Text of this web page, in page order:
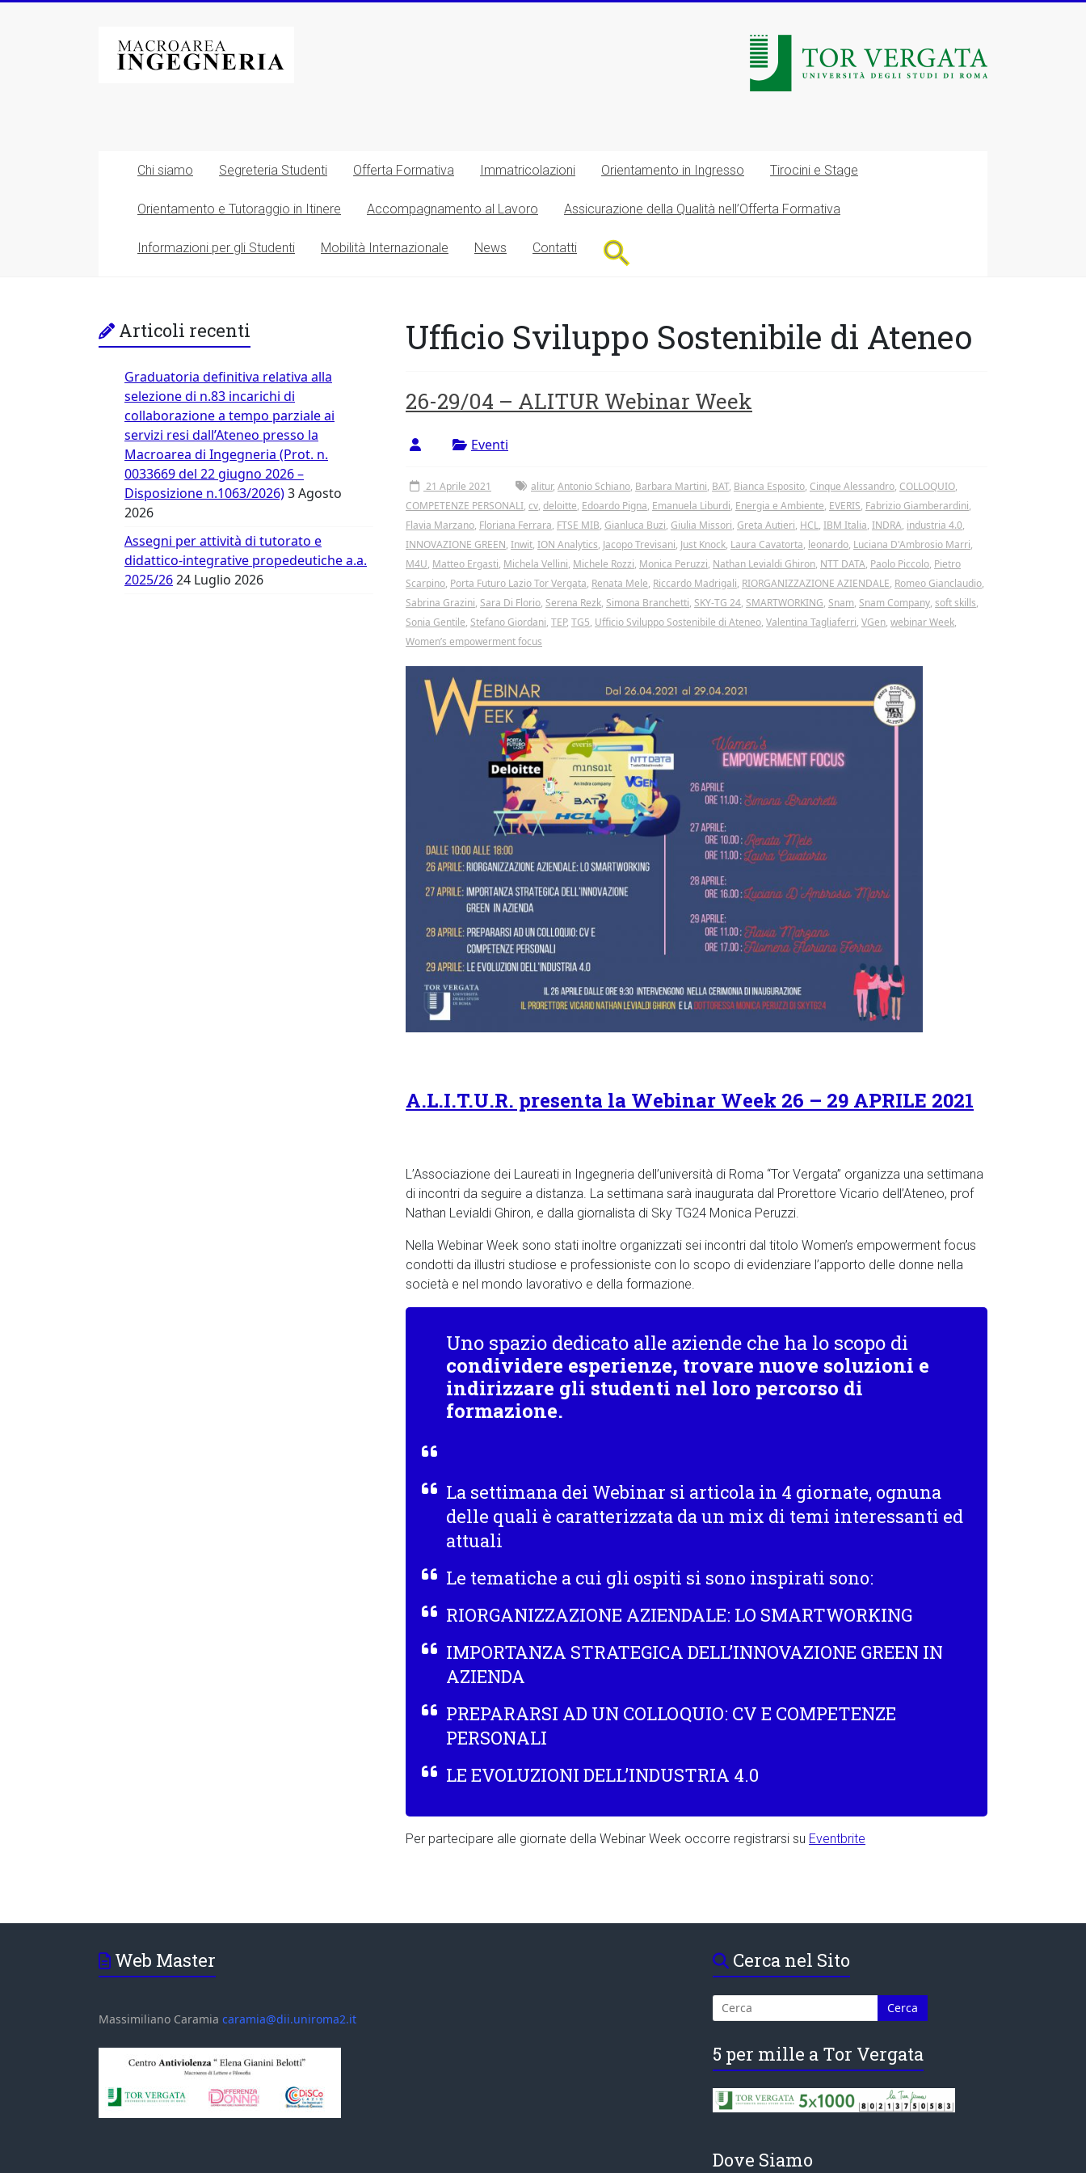
Macroarea
di
Università
degli
Studi
Tor
Vergata
Chi siamo Segreteria Studenti Offerta Formativa Immatricolazioni Orientamento in Ingresso Tirocini e Stage
Orientamento e Tutoraggio in Itinere Accompagnamento al Lavoro Assicurazione della Qualità nell’Offerta Formativa
Informazioni per gli Studenti Mobilità Internazionale News Contatti
Ufficio Sviluppo Sostenibile di Ateneo
26-29/04 – ALITUR Webinar Week
Eventi
21 Aprile 2021 alitur, Antonio Schiano, Barbara Martini, BAT, Bianca Esposito, Cinque Alessandro, COLLOQUIO,
COMPETENZE PERSONALI, cv, deloitte, Edoardo Pigna, Emanuela Liburdi, Energia e Ambiente, EVERIS, Fabrizio Giamberardini,
Flavia Marzano, Floriana Ferrara, FTSE MIB, Gianluca Buzi, Giulia Missori, Greta Autieri, HCL, IBM Italia, INDRA, industria 4.0,
INNOVAZIONE GREEN, Inwit, ION Analytics, Jacopo Trevisani, Just Knock, Laura Cavatorta, leonardo, Luciana D'Ambrosio Marri,
M4U, Matteo Ergasti, Michela Vellini, Michele Rozzi, Monica Peruzzi, Nathan Levialdi Ghiron, NTT DATA, Paolo Piccolo, Pietro
Scarpino, Porta Futuro Lazio Tor Vergata, Renata Mele, Riccardo Madrigali, RIORGANIZZAZIONE AZIENDALE, Romeo Gianclaudio,
Sabrina Grazini, Sara Di Florio, Serena Rezk, Simona Branchetti, SKY-TG 24, SMARTWORKING, Snam, Snam Company, soft skills,
Sonia Gentile, Stefano Giordani, TEP, TG5, Ufficio Sviluppo Sostenibile di Ateneo, Valentina Tagliaferri, VGen, webinar Week,
Women’s empowerment focus
A.L.I.T.U.R. presenta la Webinar Week 26 – 29 APRILE 2021
L’Associazione dei Laureati in Ingegneria dell’università di Roma “Tor Vergata” organizza una settimana
di incontri da seguire a distanza. La settimana sarà inaugurata dal Prorettore Vicario dell’Ateneo, prof
Nathan Levialdi Ghiron, e dalla giornalista di Sky TG24 Monica Peruzzi.
Nella Webinar Week sono stati inoltre organizzati sei incontri dal titolo Women’s empowerment focus
condotti da illustri studiose e professioniste con lo scopo di evidenziare l’apporto delle donne nella
società e nel mondo lavorativo e della formazione.
Uno spazio dedicato alle aziende che ha lo scopo di
condividere esperienze, trovare nuove soluzioni e
indirizzare gli studenti nel loro percorso di
formazione.
La settimana dei Webinar si articola in 4 giornate, ognuna
delle quali è caratterizzata da un mix di temi interessanti ed
attuali
Le tematiche a cui gli ospiti si sono inspirati sono:
RIORGANIZZAZIONE AZIENDALE: LO SMARTWORKING
IMPORTANZA STRATEGICA DELL’INNOVAZIONE GREEN IN
AZIENDA
PREPARARSI AD UN COLLOQUIO: CV E COMPETENZE
PERSONALI
LE EVOLUZIONI DELL’INDUSTRIA 4.0
Per partecipare alle giornate della Webinar Week occorre registrarsi su Eventbrite
Articoli recenti
Graduatoria definitiva relativa alla
selezione di n.83 incarichi di
collaborazione a tempo parziale ai
servizi resi dall’Ateneo presso la
Macroarea di Ingegneria (Prot. n.
0033669 del 22 giugno 2026 –
Disposizione n.1063/2026)3 Agosto
2026
Assegni per attività di tutorato e
didattico-integrative propedeutiche a.a.
2025/2624 Luglio 2026
Web Master
Massimiliano Caramia caramia@dii.uniroma2.it
Cerca nel Sito
5 per mille a Tor Vergata
Dove Siamo